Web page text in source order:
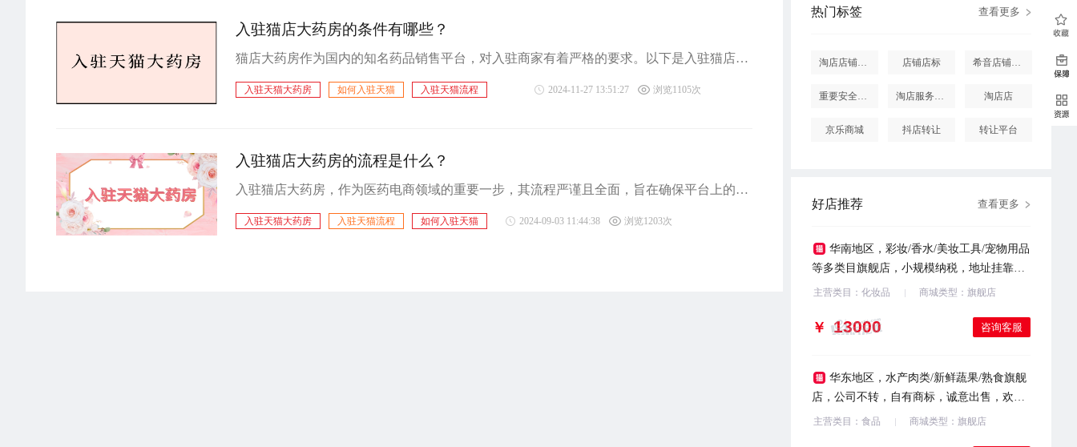
入驻猫店大药房的条件有哪些？
猫店大药房作为国内的知名药品销售平台，对入驻商家有着严格的要求。以下是入驻猫店大药房所需满足的主要条件，各位感兴趣的商家朋友可以看看下文。
入驻天猫大药房 如何入驻天猫
入驻天猫流程
2024-11-27 13:51:27 浏览1105次
入驻猫店大药房的流程是什么？
入驻猫店大药房，作为医药电商领域的重要一步，其流程严谨且全面，旨在确保平台上的药品质量与安全，同时保障消费者的合法权益。以下是入驻猫店大药房的详细流程：
入驻天猫大药房 入驻天猫流程 如何入驻天猫 2024-09-03 11:44:38 浏览1203次
热门标签 查看更多
淘店店铺怎么投诉 店铺店标 希音店铺购买
重要安全提醒 淘店服务市场 淘店店
京乐商城 抖店转让 转让平台
好店推荐 查看更多
华南地区，彩妆/香水/美妆工具/宠物用品
等多类目旗舰店，小规模纳税，地址挂靠，
自有商标，诚意出售，有意滴滴
主营类目：化妆品 商城类型：旗舰店
￥ 咨询客服
华东地区，水产肉类/新鲜蔬果/熟食旗舰
店，公司不转，自有商标，诚意出售，欢迎
咨询
主营类目：食品 商城类型：旗舰店